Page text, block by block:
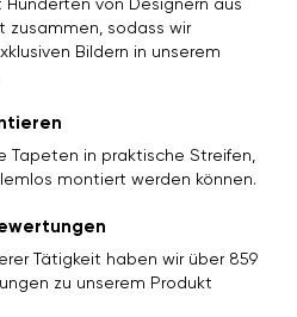
zusammen, sodass wir
Bildern in unserem
Tapeten in praktische Streifen,
montiert werden können.
Tätigkeit haben wir über 859
zu unserem Produkt